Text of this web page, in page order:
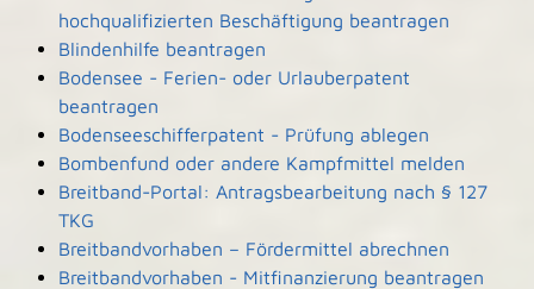
hochqualifizierten Beschäftigung beantragen
Blindenhilfe beantragen
Bodensee - Ferien- oder Urlauberpatent
beantragen
Bodenseeschifferpatent - Prüfung ablegen
Bombenfund oder andere Kampfmittel melden
Breitband-Portal: Antragsbearbeitung nach § 127
TKG
Breitbandvorhaben – Fördermittel abrechnen
Breitbandvorhaben - Mitfinanzierung beantragen